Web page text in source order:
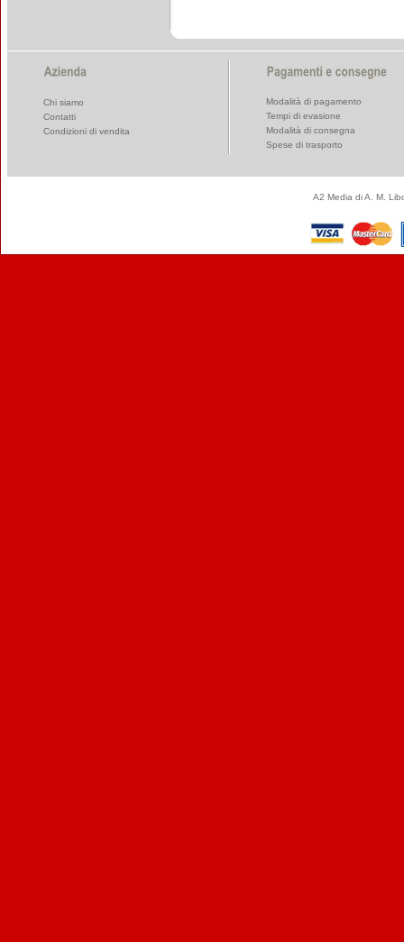
Chi siamo
Contatti
Condizioni di vendita
Modalità di pagamento
Tempi di evasione
Modalità di consegna
Spese di trasporto
A2 Media di A. M.